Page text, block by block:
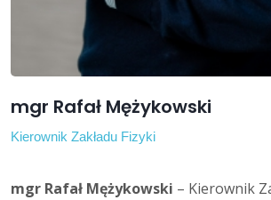
mgr Rafał Mężykowski
Kierownik Zakładu Fizyki
mgr Rafał Mężykowski – Kierownik